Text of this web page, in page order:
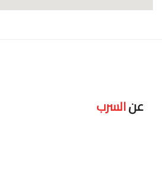
عنالسرب